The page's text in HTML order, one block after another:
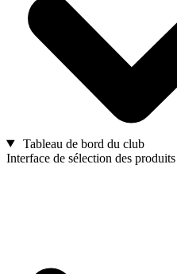
Tableau de bord du club
Interface de sélection des